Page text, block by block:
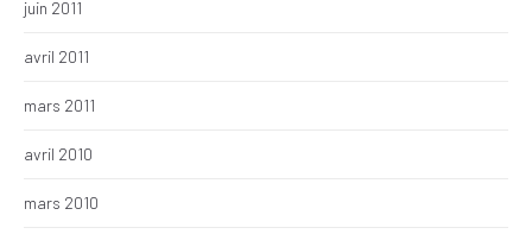
juin 2011
avril 2011
mars 2011
avril 2010
mars 2010